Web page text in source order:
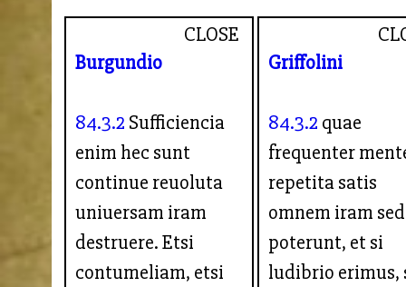
CLOSE
Burgundio
84.3.2 Sufficiencia
enim hec sunt
continue reuoluta
uniuersam iram
destruere. Etsi
contumeliam, etsi
Griffolini
84.3.2 quae
frequenter
repetita satis
omnem iram
poterunt, et si
ludibrio erimus,